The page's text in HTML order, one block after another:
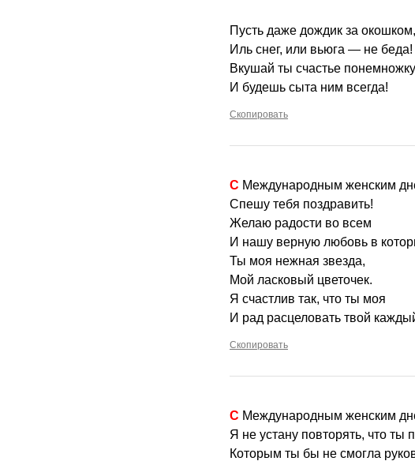
Пусть даже дождик за окошком,
Иль снег, или вьюга — не беда!
Bкушай ты счастье понемножку
И будешь сыта ним всегда!
Скопировать
С Международным женским
Спешу тебя поздравить!
Желаю радости во всем
И нашу верную любовь в
Ты моя нежная звезда,
Мой ласковый цветочек.
Я счастлив так, что ты моя
И рад расцеловать твой
Скопировать
С Международным женским
Я не устану повторять, что ты
Которым ты бы не смогла